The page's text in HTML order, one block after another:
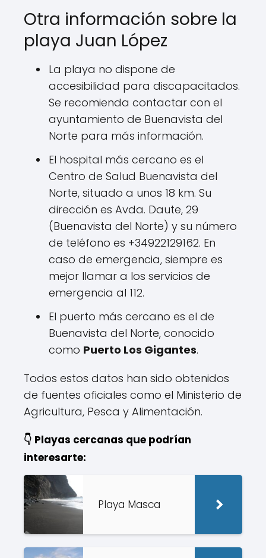
Otra información sobre la
playa Juan López
La playa no dispone de
accesibilidad para discapacitados.
Se recomienda contactar con el
ayuntamiento de Buenavista del
Norte para más información.
El hospital más cercano es el
Centro de Salud Buenavista del
Norte, situado a unos 18 km. Su
dirección es Avda. Daute, 29
(Buenavista del Norte) y su número
de teléfono es +34922129162. En
caso de emergencia, siempre es
mejor llamar a los servicios de
emergencia al 112.
El puerto más cercano es el de
Buenavista del Norte, conocido
como Puerto Los Gigantes.
Todos estos datos han sido obtenidos
de fuentes oficiales como el Ministerio de
Agricultura, Pesca y Alimentación.
👇 Playas cercanas que podrían
interesarte:
Playa Masca